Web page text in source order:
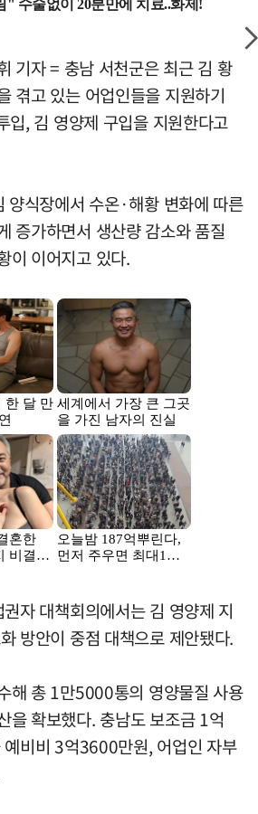
기자 = 충남 서천군은 최근 김 황
겪고 있는 어업인들을 지원하기
입, 김 영양제 구입을 지원한다고
양식장에서 수온·해황 변화에 따른
증가하면서 생산량 감소와 품질
이 이어지고 있다.
자 대책회의에서는 김 영양제 지
방안이 중점 대책으로 제안됐다.
해 총 1만5000통의 영양물질 사용
을 확보했다. 충남도 보조금 1억
비비 3억3600만원, 어업인 자부